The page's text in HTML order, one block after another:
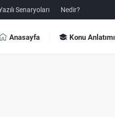
Senaryoları Nedir?
Anasayfa Konu Anlatımı